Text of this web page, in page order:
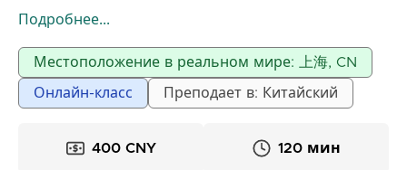
"Сертификат высшего китайского преподавателя".
китайский язык, а также получить больше знаний
о китайской истории, культуре и географии. Рада
приветствовать японских детей, желающих
Подробнее...
Местоположение в реальном мире: 上海, CN
Онлайн-класс Преподает в: Китайский
400 CNY 120 мин